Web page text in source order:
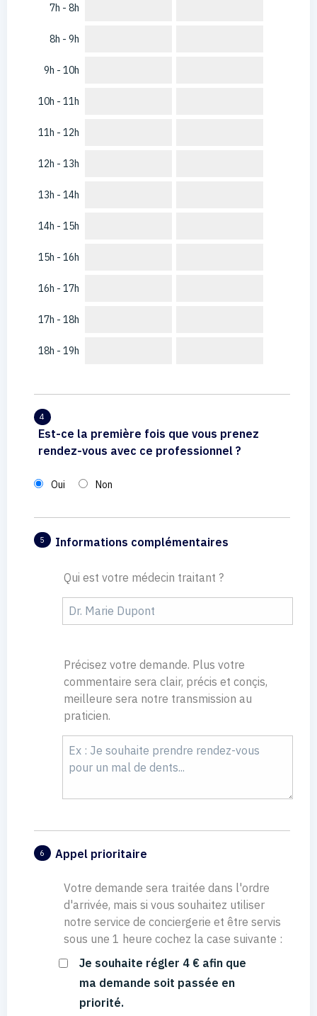
7h - 8h
8h - 9h
9h - 10h
10h - 11h
11h - 12h
12h - 13h
13h - 14h
14h - 15h
15h - 16h
16h - 17h
17h - 18h
18h - 19h
4
Est-ce la première fois que vous prenez
rendez-vous avec ce professionnel ?
Oui Non
5 Informations complémentaires
Qui est votre médecin traitant ?
Précisez votre demande. Plus votre
commentaire sera clair, précis et conçis,
meilleure sera notre transmission au
praticien.
6 Appel prioritaire
Votre demande sera traitée dans l'ordre
d'arrivée, mais si vous souhaitez utiliser
notre service de conciergerie et être servis
sous une 1 heure cochez la case suivante :
Je souhaite régler 4 € afin que
ma demande soit passée en
priorité.